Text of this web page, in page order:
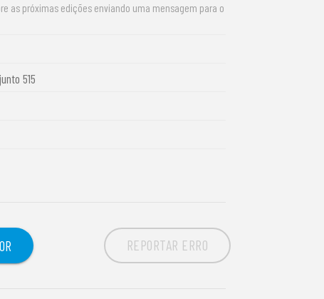
as próximas edições enviando uma mensagem para o
515
REPORTAR ERRO